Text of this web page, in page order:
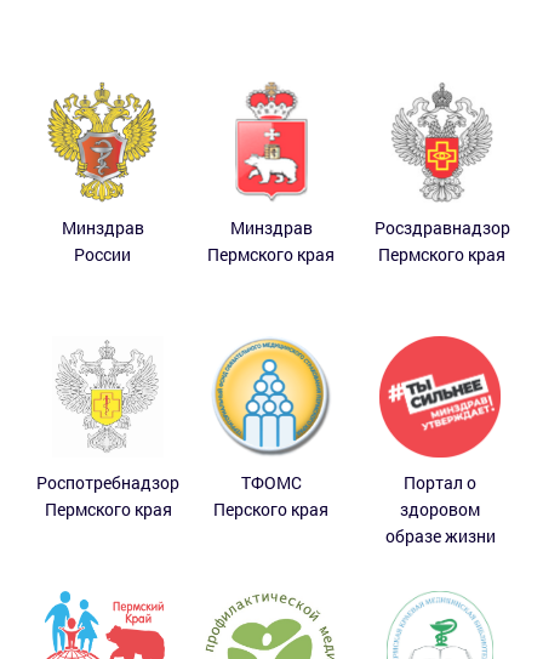
Минздрав
России
Минздрав
Пермского края
Росздравнадзор
Пермского края
Роспотребнадзор
Пермского края
ТФОМС
Перского края
Портал о
здоровом
образе жизни